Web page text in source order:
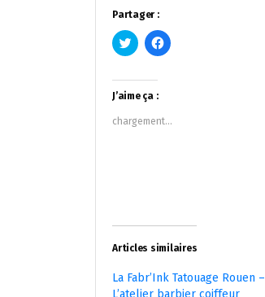
Partager :
Cliquez
pour
Twitter(ouvre
dans
une
nouvelle
fenêtre)
Cliquez
pour
fenêtre)
J’aime ça :
chargement…
Articles similaires
La Fabr’Ink Tatouage Rouen –